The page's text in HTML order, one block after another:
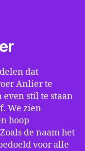
dat
Anlier te
stil te staan
We zien
hoop
de naam het
voor alle